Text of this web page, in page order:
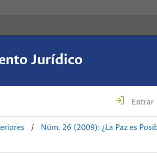
Jurídico
Entrar
/ Núm. 26 (2009): ¿La Paz es